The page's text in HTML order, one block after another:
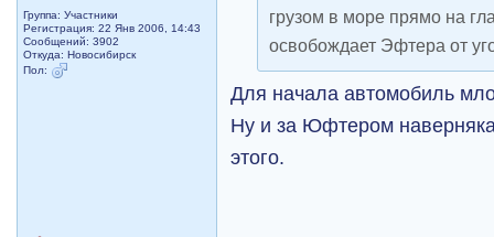
Группа: Участники
Регистрация: 22 Янв 2006, 14:43
Сообщений: 3902
Откуда: Новосибирск
Пол:
грузом в море прямо на
освобождает Эфтера от
Для начала автомобиль
Ну и за Юфтером
этого.